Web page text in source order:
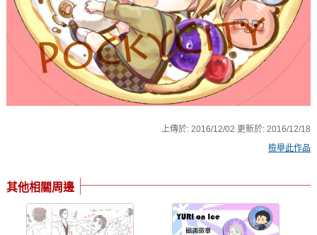
上傳於:2016/12/02 更新於:2016/12/18
檢舉此作品
其他相關周邊